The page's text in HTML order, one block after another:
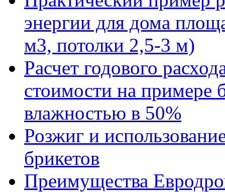
энергии для дома
м3, потолки 2,5-3 м)
Расчет годового
стоимости на примере
влажностью в 50%
Розжиг и
брикетов
Преимущества